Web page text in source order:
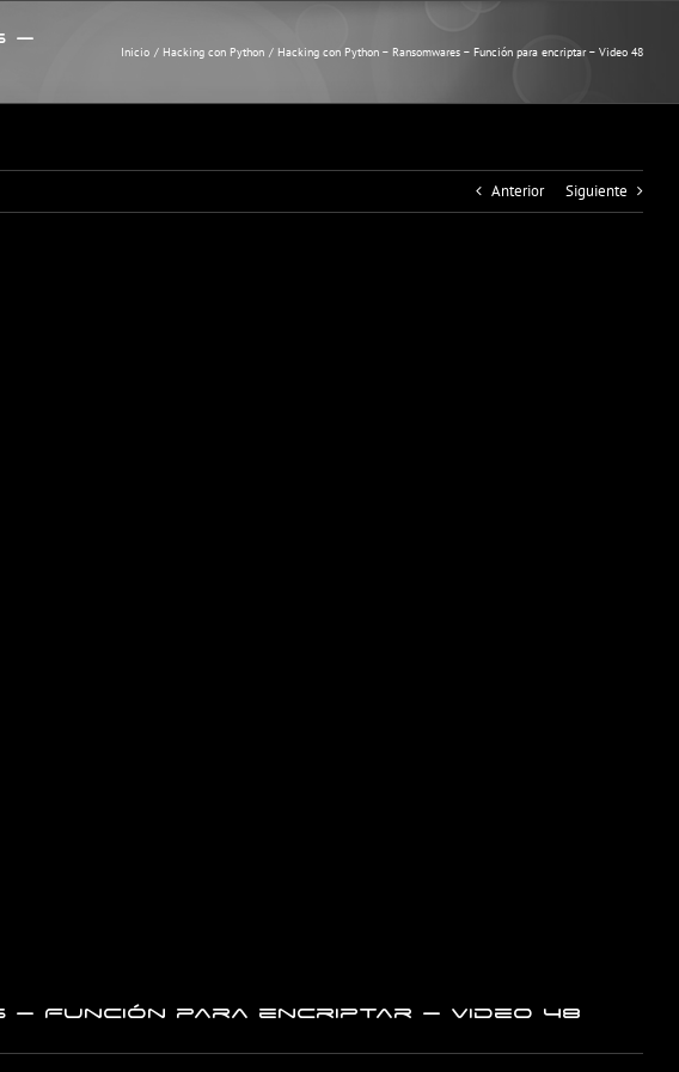
–
Inicio Hacking con Python Hacking con Python – Ransomwares – Función para encriptar – Video 48
Anterior Siguiente
– Función para encriptar – Video 48